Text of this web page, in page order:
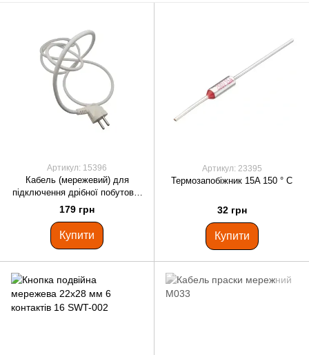
Артикул: 15396
Кабель (мережевий) для
підключення дрібної побутової
техніки 1,7 м. BLV-01
179 грн
Купити
Артикул: 23395
Термозапобіжник 15A 150 ° C
32 грн
Купити